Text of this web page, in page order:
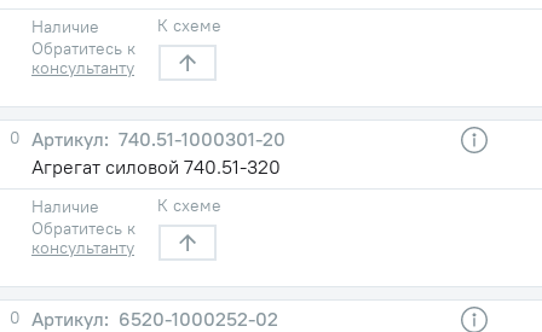
Наличие
Обратитесь к
консультанту
К схеме
0
740.51-1000301-20
Агрегат силовой 740.51-320
Наличие
Обратитесь к
консультанту
К схеме
0
6520-1000252-02